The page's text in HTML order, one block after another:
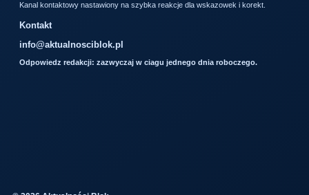
Kanal kontaktowy nastawiony na szybka reakcje dla wskazowek i korekt.
Kontakt
info@aktualnosciblok.pl
Odpowiedz redakcji: zazwyczaj w ciagu jednego dnia roboczego.